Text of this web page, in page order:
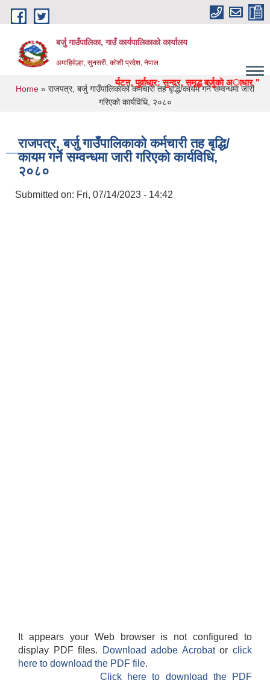
Skip to main content
बर्जु गाउँपालिका, गाउँ कार्यपालिकाको कार्यालय
अमाहिवेल्हा, सुनसरी, कोशी प्रदेश, नेपाल
शिक्षा, स्वास्थ्य, उद्याेग, पर्यटन, पुर्वाधार: सुन्दर, समृद्ध बर्जुकाे अाधार "
You are here
Home » राजपत्र, बर्जु गाउँपालिकाको कर्मचारी तह बृद्धि/कायम गर्ने सम्वन्धमा जारी
गरिएको कार्यविधि, २०८०
राजपत्र, बर्जु गाउँपालिकाको कर्मचारी तह बृद्धि/
कायम गर्ने सम्वन्धमा जारी गरिएको कार्यविधि,
२०८०
Submitted on: Fri, 07/14/2023 - 14:42
It appears your Web browser is not configured to
display PDF files.
Download adobe Acrobatorclick
here to download the PDF file.
Click here to download the PDF